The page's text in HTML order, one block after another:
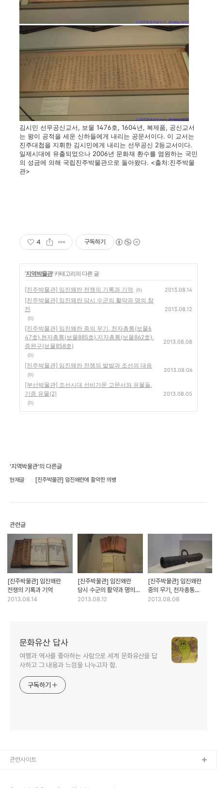
김시민 선무공신교서, 보물 1476호, 1604년, 복제품, 공신교서
는 왕이 공적을 세운 신하들에게 내리는 공문서이다. 이 교서는
진주대첩을 지휘한 김시민에게 내리는 선무공신 2등교서이다.
일제시대에 유출되었으나 2006년 문화재 환수를 염원하는 국민
의 성금에 의해 국립진주박물관으로 돌아왔다. <출처:진주박물
관>
4 구독하기
'지역박물관' 카테고리의 다른 글
[진주박물관] 임진왜란 전쟁의 기록과 기억 (0) 2013.08.14
[진주박물관] 임진왜란 당시 수군의 활약과 명의 참
전
(0)
2013.08.12
[진주박물관] 임진왜란 중의 무기, 천자총통(보물6
47호).현자총통(보물885호).지자총통(보물862호).
중완구(보물858호)
(0)
2013.08.08
[진주박물관] 임진왜란 전쟁의 발발과 조선의 대응
(0)
2013.08.06
[부산박물관] 조선시대 선비가문 고문서와 유물들,
기증 유물(2)
(0)
2013.08.05
'지역박물관'의 다른글
현재글 [진주박물관] 임진왜란에 활약한 의병
관련글
[진주박물관] 임진왜란
전쟁의 기록과 기억
2013.08.14
[진주박물관] 임진왜란
당시 수군의 활약과 명의
참전
2013.08.12
[진주박물관] 임진왜란
중의 무기, 천자총통
(보물647호).현자총통
2013.08.08
문화유산 답사
여행과 역사를 좋아하는 사람으로 세계 문화유산을 답
사하고 그 내용과 느낌을 나누고자 함.
구독하기
관련사이트